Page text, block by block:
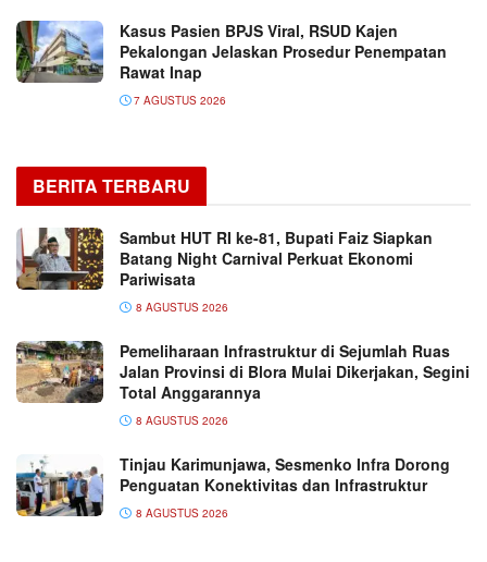
Kasus Pasien BPJS Viral, RSUD Kajen
Pekalongan Jelaskan Prosedur Penempatan
Rawat Inap
7 AGUSTUS 2026
BERITA TERBARU
Sambut HUT RI ke-81, Bupati Faiz Siapkan
Batang Night Carnival Perkuat Ekonomi
Pariwisata
8 AGUSTUS 2026
Pemeliharaan Infrastruktur di Sejumlah Ruas
Jalan Provinsi di Blora Mulai Dikerjakan, Segini
Total Anggarannya
8 AGUSTUS 2026
Tinjau Karimunjawa, Sesmenko Infra Dorong
Penguatan Konektivitas dan Infrastruktur
8 AGUSTUS 2026